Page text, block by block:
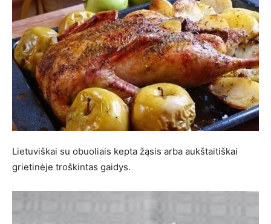
Lietuviškai su obuoliais kepta žąsis arba aukštaitiškai
grietinėje troškintas gaidys.